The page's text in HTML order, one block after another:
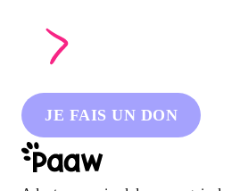
JE FAIS UN DON